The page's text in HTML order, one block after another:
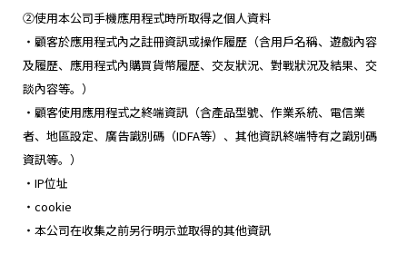
②使用本公司手機應用程式時所取得之個人資料
・顧客於應用程式內之註冊資訊或操作履歷（含用戶名稱、遊戲內容
及履歷、應用程式內購買貨幣履歷、交友狀況、對戰狀況及結果、交
談內容等。）
・顧客使用應用程式之終端資訊（含產品型號、作業系統、電信業
者、地區設定、廣告識別碼（IDFA等）、其他資訊終端特有之識別碼
資訊等。）
・IP位址
・cookie
・本公司在收集之前另行明示並取得的其他資訊